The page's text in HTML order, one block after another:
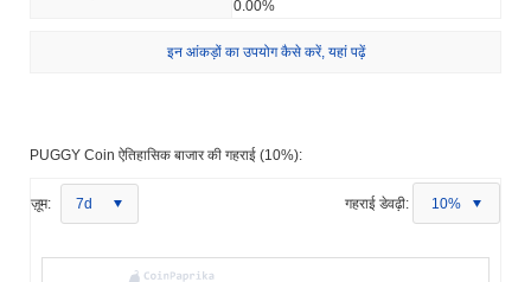
0.00%
इन आंकड़ों का उपयोग कैसे करें, यहां पढ़ें
PUGGY Coin ऐतिहासिक बाजार की गहराई (10%):
ज़ूम: 7d गहराई डेवढ़ी: 10%